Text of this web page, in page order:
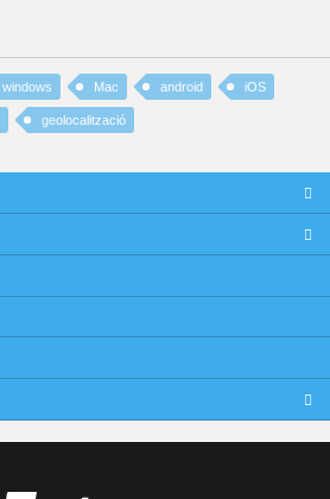
windows Mac android iOS
geolocalització